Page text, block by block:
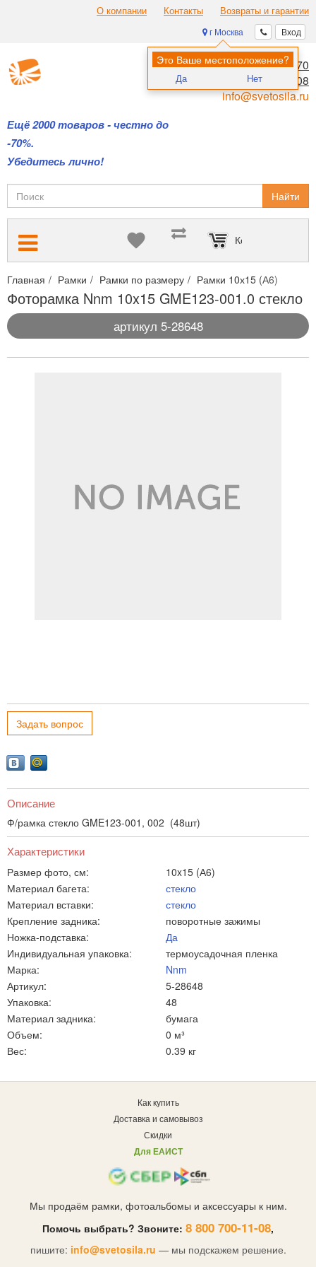
О компании Контакты Возвраты и гарантии
Вход
г Москва
Это Ваше местоположение?
Да Нет
Ещё 2000 товаров - честно до
-70%.
Убедитесь лично!
8 (495) 970-00-70
8 (800) 700-11-08
info@svetosila.ru
Найти
Корзина пуста
Главная Рамки Рамки по размеру Рамки 10х15 (А6)
Фоторамка Nnm 10x15 GME123-001.0 стекло
артикул 5-28648
Задать вопрос
Описание
Ф/рамка стекло GME123-001, 002 (48шт)
Характеристики
Размер фото, см:
10x15 (А6)
Материал багета:
стекло
Материал вставки:
стекло
Крепление задника:
поворотные зажимы
Ножка-подставка:
Да
Индивидуальная упаковка:
термоусадочная пленка
Марка:
Nnm
Артикул:
5-28648
Упаковка:
48
Материал задника:
бумага
Объем:
0 м³
Вес:
0.39 кг
Как купить
Доставка и самовывоз
Скидки
Для ЕАИСТ
Мы продаём рамки, фотоальбомы и аксессуары к ним.
Помочь выбрать? Звоните: 8 800 700-11-08,
пишите: info@svetosila.ru — мы подскажем решение.